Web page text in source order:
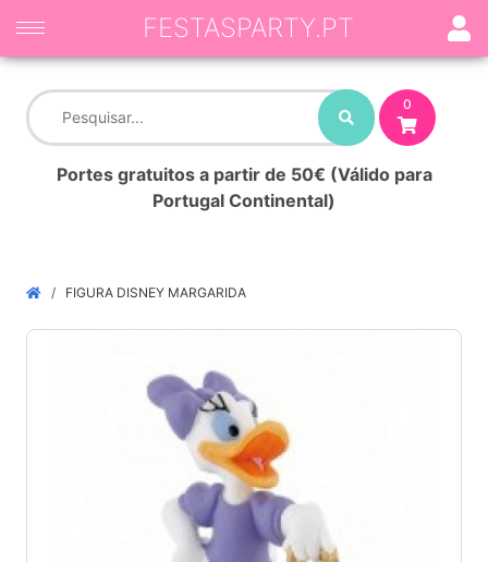
0
Portes gratuitos a partir de 50€ (Válido para
Portugal Continental)
FESTASPARTY.PT
FIGURA DISNEY MARGARIDA